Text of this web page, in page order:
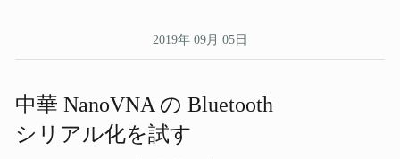
2019年 09月 05日
中華 NanoVNA の​ Bluetooth
シリアル化を​試す